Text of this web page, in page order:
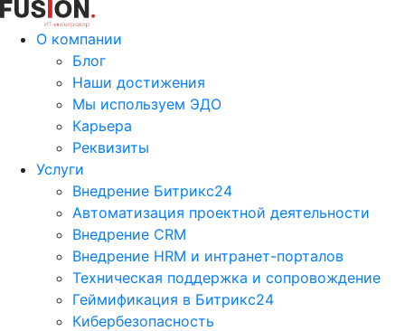
О компании
Блог
Наши достижения
Мы используем ЭДО
Карьера
Реквизиты
Услуги
Внедрение Битрикс24
Автоматизация проектной деятельности
Внедрение CRM
Внедрение HRM и интранет-порталов
Техническая поддержка и сопровождение
Геймификация в Битрикс24
Кибербезопасность